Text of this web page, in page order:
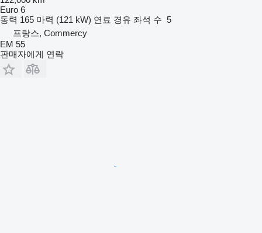
Euro 6
동력 165 마력 (121 kW) 연료 경유 좌석 수 5
프랑스, Commercy
EM 55
판매자에게 연락